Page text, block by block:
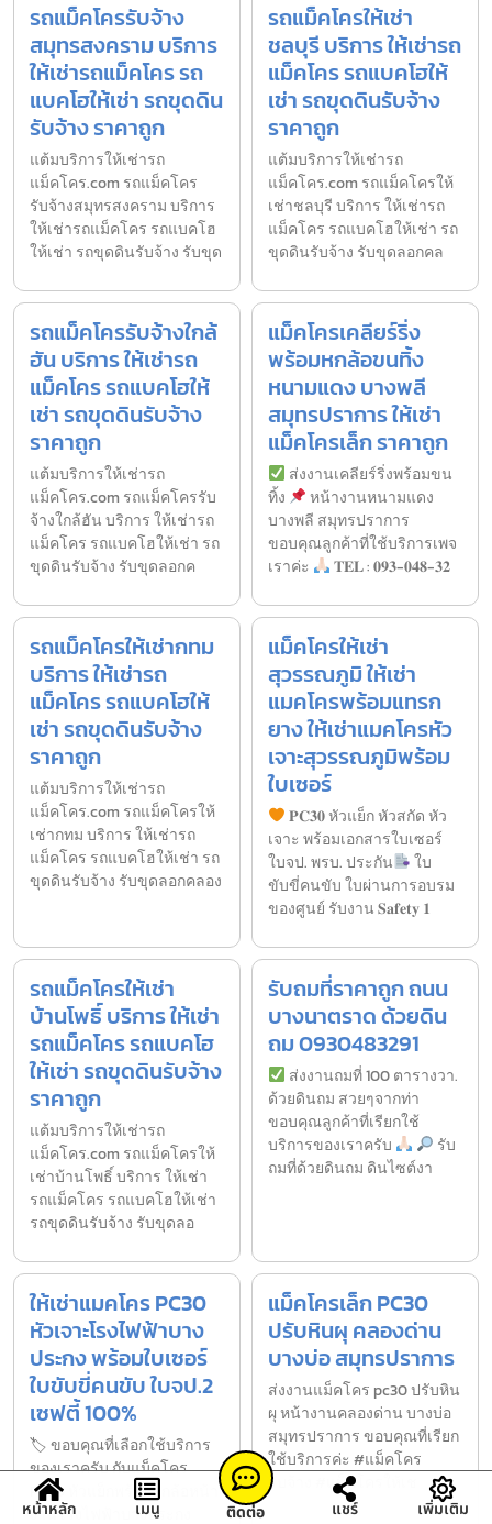
รถแม็คโครรับจ้าง
สมุทรสงคราม บริการ
ให้เช่ารถแม็คโคร รถ
แบคโฮให้เช่า รถขุดดิน
รับจ้าง ราคาถูก
แต้มบริการให้เช่ารถ
แม็คโคร.com รถแม็คโคร
รับจ้างสมุทรสงคราม บริการ
ให้เช่ารถแม็คโคร รถแบคโฮ
ให้เช่า รถขุดดินรับจ้าง รับขุด
รถแม็คโครให้เช่า
ชลบุรี บริการ ให้เช่ารถ
แม็คโคร รถแบคโฮให้
เช่า รถขุดดินรับจ้าง
ราคาถูก
แต้มบริการให้เช่ารถ
แม็คโคร.com รถแม็คโครให้
เช่าชลบุรี บริการ ให้เช่ารถ
แม็คโคร รถแบคโฮให้เช่า รถ
ขุดดินรับจ้าง รับขุดลอกคล
รถแม็คโครรับจ้างใกล้
ฮัน บริการ ให้เช่ารถ
แม็คโคร รถแบคโฮให้
เช่า รถขุดดินรับจ้าง
ราคาถูก
แต้มบริการให้เช่ารถ
แม็คโคร.com รถแม็คโครรับ
จ้างใกล้ฮัน บริการ ให้เช่ารถ
แม็คโคร รถแบคโฮให้เช่า รถ
ขุดดินรับจ้าง รับขุดลอกค
แม็คโครเคลียร์ริ่ง
พร้อมหกล้อขนทิ้ง
หนามแดง บางพลี
สมุทรปราการ ให้เช่า
แม็คโครเล็ก ราคาถูก
ส่งงานเคลียร์ริ่งพร้อมขน
ทิ้ง
หน้างานหนามแดง
บางพลี สมุทรปราการ
ขอบคุณลูกค้าที่ใช้บริการเพจ
เราค่ะ
𝐓𝐄𝐋 : 𝟎𝟗𝟑-𝟎𝟒𝟖-𝟑𝟐
รถแม็คโครให้เช่ากทม
บริการ ให้เช่ารถ
แม็คโคร รถแบคโฮให้
เช่า รถขุดดินรับจ้าง
ราคาถูก
แต้มบริการให้เช่ารถ
แม็คโคร.com รถแม็คโครให้
เช่ากทม บริการ ให้เช่ารถ
แม็คโคร รถแบคโฮให้เช่า รถ
ขุดดินรับจ้าง รับขุดลอกคลอง
แม็คโครให้เช่า
สุวรรณภูมิ ให้เช่า
แมคโครพร้อมแทรก
ยาง ให้เช่าแมคโครหัว
เจาะสุวรรณภูมิพร้อม
ใบเซอร์
𝐏𝐂𝟑𝟎 หัวแย็ก หัวสกัด หัว
เจาะ พร้อมเอกสารใบเซอร์
ใบจป. พรบ. ประกัน
ใบ
ขับขี่คนขับ ใบผ่านการอบรม
ของศูนย์ รับงาน 𝐒𝐚𝐟𝐞𝐭𝐲 𝟏
รถแม็คโครให้เช่า
บ้านโพธิ์ บริการ ให้เช่า
รถแม็คโคร รถแบคโฮ
ให้เช่า รถขุดดินรับจ้าง
ราคาถูก
แต้มบริการให้เช่ารถ
แม็คโคร.com รถแม็คโครให้
เช่าบ้านโพธิ์ บริการ ให้เช่า
รถแม็คโคร รถแบคโฮให้เช่า
รถขุดดินรับจ้าง รับขุดลอ
รับถมที่ราคาถูก ถนน
บางนาตราด ด้วยดิน
ถม 0930483291
ส่งงานถมที่ 100 ตารางวา.
ด้วยดินถม สวยๆจากท่า
ขอบคุณลูกค้าที่เรียกใช้
บริการของเราครับ
รับ
ถมที่ด้วยดินถม ดินไซต์งา
ให้เช่าแมคโคร PC30
หัวเจาะโรงไฟฟ้าบาง
ประกง พร้อมใบเซอร์
ใบขับขี่คนขับ ใบจป.2
เซฟตี้ 100%
🏷 ขอบคุณที่เลือกใช้บริการ
ของเราครับ กับแม็คโคร
PC30 หัวแย็กพร้อมหกล้อหน้า
งานโรงไฟฟ้าบางประกง
แม็คโครเล็ก PC30
ปรับหินผุ คลองด่าน
บางบ่อ สมุทรปราการ
ส่งงานแม็คโคร pc30 ปรับหิน
ผุ หน้างานคลองด่าน บางบ่อ
สมุทรปราการ ขอบคุณที่เรียก
ใช้บริการค่ะ #แม็คโคร
รับจ้าง #แม็คโครให้เช
หน้าหลัก
เมนู ติดต่อ แชร์ เพิ่มเติม